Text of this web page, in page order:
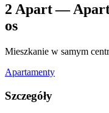
2 Apart —
os
Mieszkanie w samym
Apartamenty
Szczegóły